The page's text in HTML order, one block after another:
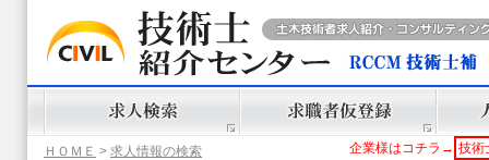
企業様はコチラ→ 技術
ＨＯＭＥ > 求人情報の検索